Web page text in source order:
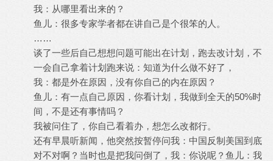
我：从哪里看出来的？
鱼儿：很多专家学者都在讲自己是个很笨的人。
……
谈了一些后自己想想问题可能出在计划，跑去改计划，不
一会自己拿着计划跑来说：知道为什么做不好了，
我：都是外在原因，没有你自己的内在原因？
鱼儿：有一点自己原因，你看计划，我做到全天的50%时
间，不是还有事情吗？
我被问住了，你自己看着办，想怎么改都行。
还有早晨听新闻，他突然按暂停问我：中国反制美国到底
对不对啊？当时也是把我问倒了，我：你说呢？鱼儿：我